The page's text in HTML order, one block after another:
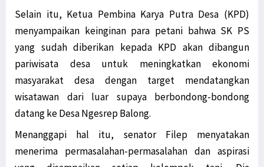
Selain itu, Ketua Pembina Karya Putra Desa (KPD)
menyampaikan keinginan para petani bahwa SK PS
yang sudah diberikan kepada KPD akan dibangun
pariwisata desa untuk meningkatkan ekonomi
masyarakat desa dengan target mendatangkan
wisatawan dari luar supaya berbondong-bondong
datang ke Desa Ngesrep Balong.
Menanggapi hal itu, senator Filep menyatakan
menerima permasalahan-permasalahan dan aspirasi